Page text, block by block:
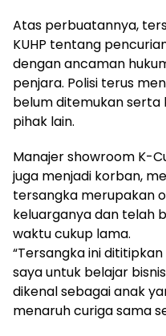
Atas perbuatannya,
KUHP tentang
dengan ancaman
penjara. Polisi terus
belum ditemukan
pihak lain.
Manajer showroom K-
juga menjadi korban,
tersangka merupakan
keluarganya dan telah
waktu cukup lama.
“Tersangka ini
saya untuk belajar
dikenal sebagai anak
menaruh curiga sama